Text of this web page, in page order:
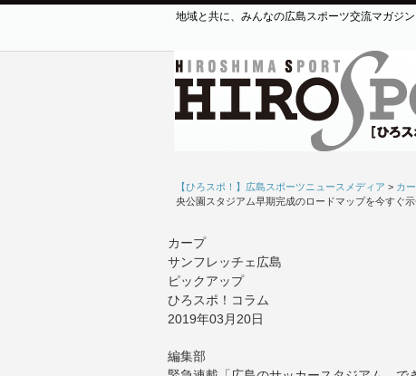
地域と共に、みんなの広島スポーツ交流マガジン
【ひろスポ！】広島スポーツニュースメディア > カ
央公園スタジアム早期完成のロードマップを今すぐ示
カープ
サンフレッチェ広島
ピックアップ
ひろスポ！コラム
2019年03月20日
編集部